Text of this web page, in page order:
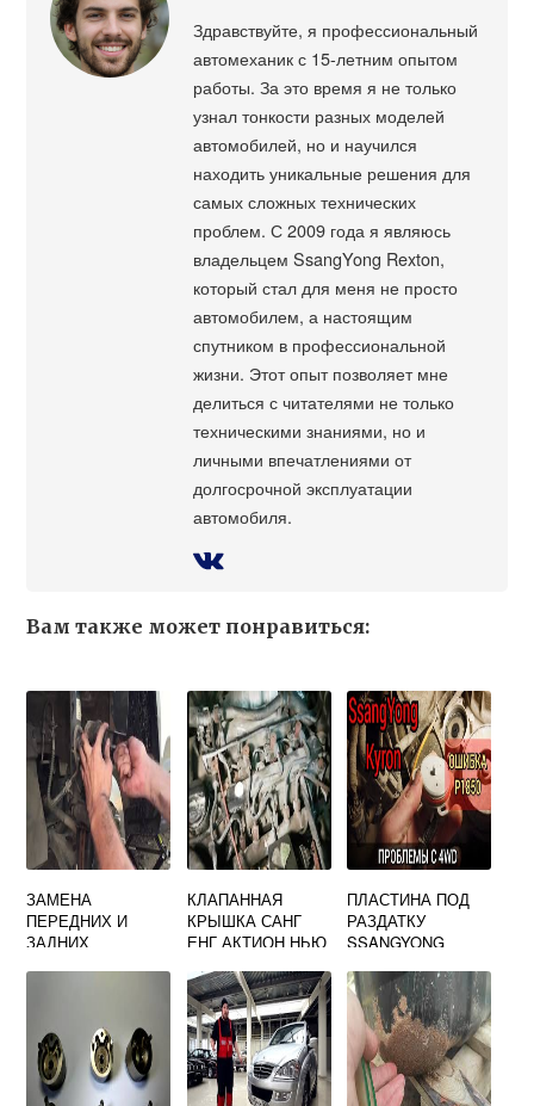
Здравствуйте, я профессиональный
автомеханик с 15-летним опытом
работы. За это время я не только
узнал тонкости разных моделей
автомобилей, но и научился
находить уникальные решения для
самых сложных технических
проблем. С 2009 года я являюсь
владельцем SsangYong Rexton,
который стал для меня не просто
автомобилем, а настоящим
спутником в профессиональной
жизни. Этот опыт позволяет мне
делиться с читателями не только
техническими знаниями, но и
личными впечатлениями от
долгосрочной эксплуатации
автомобиля.
Вам также может понравиться:
ЗАМЕНА
ПЕРЕДНИХ И
ЗАДНИХ
(HYUNDAI CRETA)
КЛАПАННАЯ
КРЫШКА САНГ
ЕНГ АКТИОН НЬЮ
ПЛАСТИНА ПОД
РАЗДАТКУ
SSANGYONG